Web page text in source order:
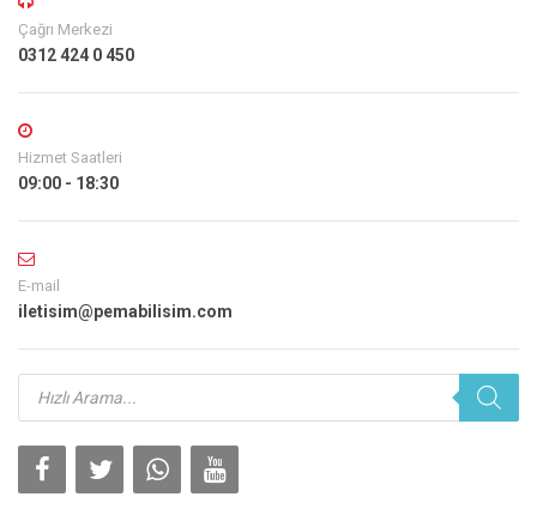
Çağrı Merkezi
0312 424 0 450
Hizmet Saatleri
09:00 - 18:30
E-mail
iletisim@pemabilisim.com
Products
search